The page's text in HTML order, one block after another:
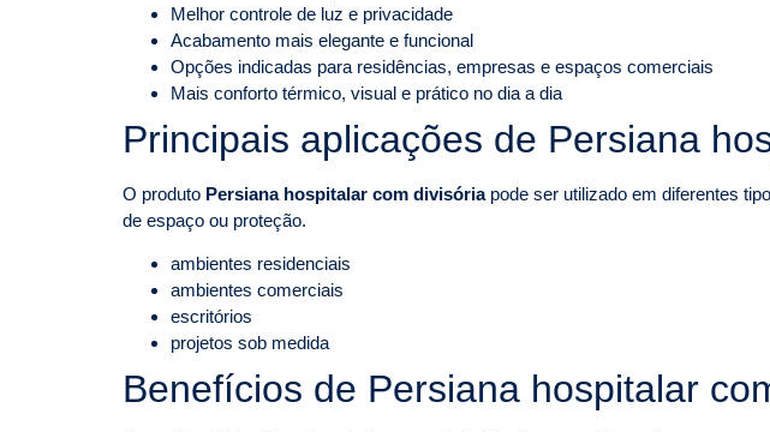
Melhor controle de luz e privacidade
Acabamento mais elegante e funcional
Opções indicadas para residências, empresas e espaços comerciais
Mais conforto térmico, visual e prático no dia a dia
Principais aplicações de Persiana
O produto Persiana hospitalar com divisóriapode ser utilizado em diferentes
de espaço ou proteção.
ambientes residenciais
ambientes comerciais
escritórios
projetos sob medida
Benefícios de Persiana hospitalar